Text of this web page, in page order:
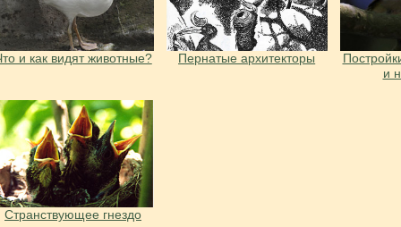
и как видят животные? Пернатые архитекторы
и
Странствующее гнездо